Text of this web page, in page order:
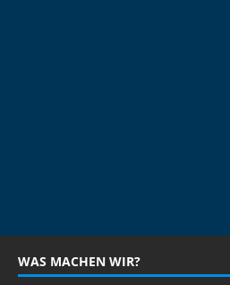
WAS MACHEN WIR?